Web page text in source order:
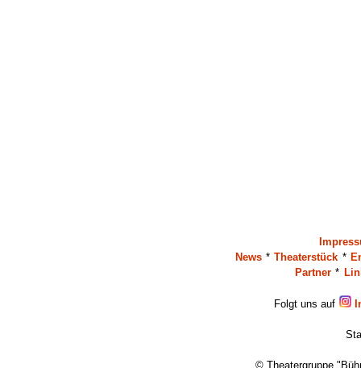
News * Theaterstück *
Partner *
Folgt uns auf
© Theatergruppe